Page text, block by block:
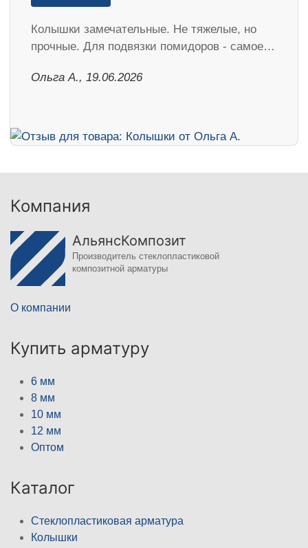
Колышки замечательные. Не тяжелые, но
прочные. Для подвязки помидоров - самое…
Ольга А., 19.06.2026
Компания
АльянсКомпозит
Производитель стеклопластиковой
композитной арматуры
О компании
Купить арматуру
6 мм
8 мм
10 мм
12 мм
Оптом
Каталог
Стеклопластиковая арматура
Колышки